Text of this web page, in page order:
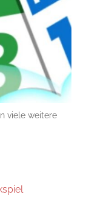
viele weitere